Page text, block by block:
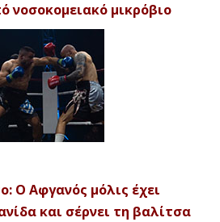
νοσοκομειακό μικρόβιο
Ο Αφγανός μόλις έχει
και σέρνει τη βαλίτσα